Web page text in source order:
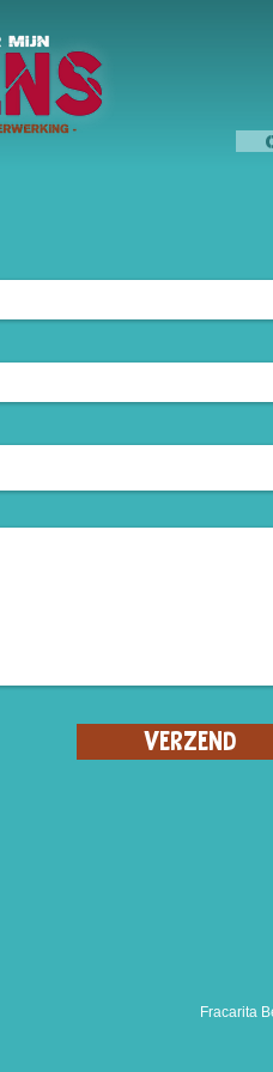
Verzend
Fracarita